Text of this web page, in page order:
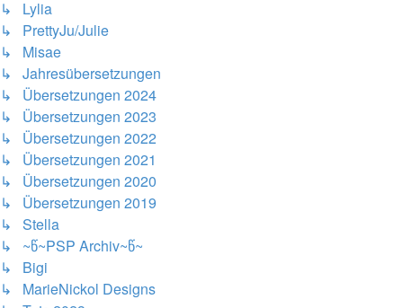
↳ Lylia
↳ PrettyJu/Julie
↳ Misae
↳ Jahresübersetzungen
↳ Übersetzungen 2024
↳ Übersetzungen 2023
↳ Übersetzungen 2022
↳ Übersetzungen 2021
↳ Übersetzungen 2020
↳ Übersetzungen 2019
↳ Stella
↳ ~წ~PSP Archiv~წ~
↳ Bigi
↳ MarieNickol Designs